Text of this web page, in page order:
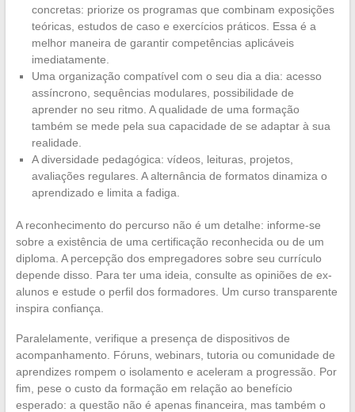
concretas: priorize os programas que combinam exposições
teóricas, estudos de caso e exercícios práticos. Essa é a
melhor maneira de garantir competências aplicáveis
imediatamente.
Uma organização compatível com o seu dia a dia: acesso
assíncrono, sequências modulares, possibilidade de
aprender no seu ritmo. A qualidade de uma formação
também se mede pela sua capacidade de se adaptar à sua
realidade.
A diversidade pedagógica: vídeos, leituras, projetos,
avaliações regulares. A alternância de formatos dinamiza o
aprendizado e limita a fadiga.
A reconhecimento do percurso não é um detalhe: informe-se
sobre a existência de uma certificação reconhecida ou de um
diploma. A percepção dos empregadores sobre seu currículo
depende disso. Para ter uma ideia, consulte as opiniões de ex-
alunos e estude o perfil dos formadores. Um curso transparente
inspira confiança.
Paralelamente, verifique a presença de dispositivos de
acompanhamento. Fóruns, webinars, tutoria ou comunidade de
aprendizes rompem o isolamento e aceleram a progressão. Por
fim, pese o custo da formação em relação ao benefício
esperado: a questão não é apenas financeira, mas também o